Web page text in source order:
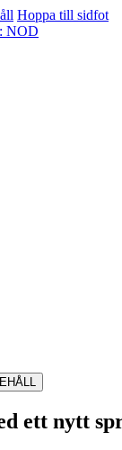
Hoppa till sidfot
ett nytt